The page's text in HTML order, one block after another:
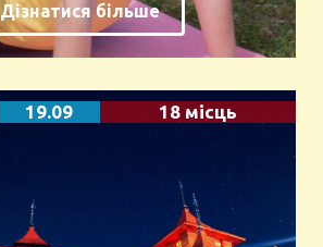
Дізнатися більше
19.09 18 місць